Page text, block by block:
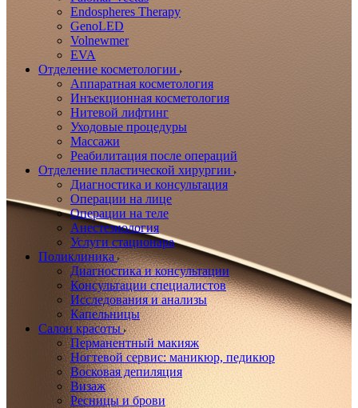
Endospheres Therapy
GenoLED
Volnewmer
EVA
Отделение косметологии
Аппаратная косметология
Инъекционная косметология
Нитевой лифтинг
Уходовые процедуры
Массажи
Реабилитация после операций
Отделение пластической хирургии
Диагностика и консультация
Операции на лице
Операции на теле
Анестезиология
Услуги стационара
Поликлиника
Диагностика и консультации
Консультации специалистов
Исследования и анализы
Капельницы
Салон красоты
Перманентный макияж
Ногтевой сервис: маникюр, педикюр
Восковая депиляция
Визаж
Ресницы и брови